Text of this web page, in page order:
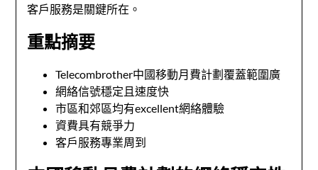
客戶服務是關鍵所在。
重點摘要
Telecombrother中國移動月費計劃覆蓋範圍廣
網絡信號穩定且速度快
市區和郊區均有excellent網絡體驗
資費具有競爭力
客戶服務專業周到